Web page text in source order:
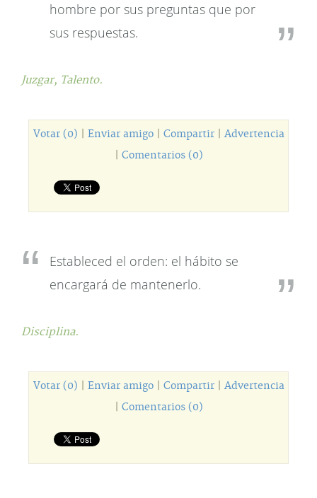
hombre por sus preguntas que por
sus respuestas.
Juzgar, Talento.
Votar (0) Enviar amigo| Compartir| Advertencia
Comentarios (0)
Estableced el orden: el hábito se
encargará de mantenerlo.
Disciplina.
Votar (0) Enviar amigo| Compartir| Advertencia
Comentarios (0)